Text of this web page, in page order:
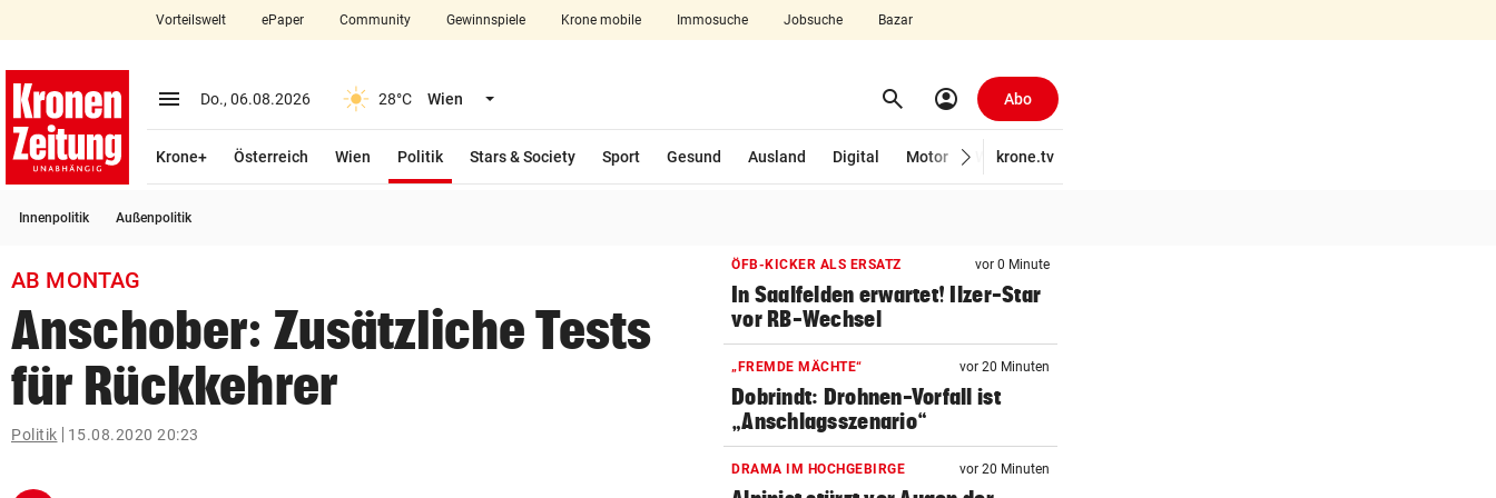
closeSchließen
account_circle Anmelden
arrow_right
search
Suchbegriff
eingeben
Vorteilswelt ePaper Community Gewinnspiele Krone mobile Immosuche Jobsuche Bazar
menu Menü aufklappen
Do., 06.08.2026 28°C Wien Menü aufklappen search Suchen
account_circle Abo
Krone+ Österreich Wien Politik
Stars & Society
Sport Gesund Ausland Digital Motor Wirtschaft
krone.tv
Innenpolitik Außenpolitik
AB MONTAG
Anschober: Zusätzliche Tests
für Rückkehrer
Politik 15.08.2020 20:23
ÖFB-KICKER ALS ERSATZ vor 0 Minute
In Saalfelden erwartet! Ilzer-Star
vor RB-Wechsel
„FREMDE MÄCHTE“ vor 20 Minuten
Dobrindt: Drohnen-Vorfall ist
„Anschlagsszenario“
DRAMA IM HOCHGEBIRGE vor 20 Minuten